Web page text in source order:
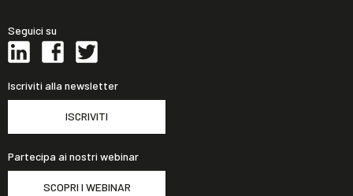
Seguici su
Iscriviti alla newsletter
ISCRIVITI
Partecipa ai nostri webinar
SCOPRI I WEBINAR